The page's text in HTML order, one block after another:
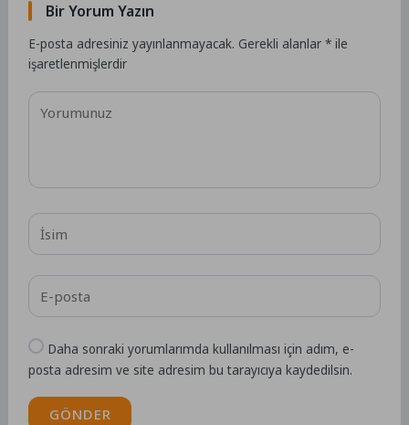
Bir Yorum Yazın
E-posta adresiniz yayınlanmayacak. Gerekli alanlar* ile
işaretlenmişlerdir
Daha sonraki yorumlarımda kullanılması için adım, e-
posta adresim ve site adresim bu tarayıcıya kaydedilsin.
GÖNDER